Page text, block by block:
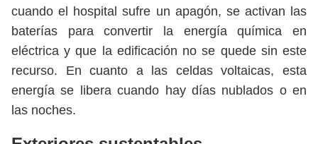
cuando el hospital sufre un apagón, se activan las
baterías para convertir la energía química en
eléctrica y que la edificación no se quede sin este
recurso. En cuanto a las celdas voltaicas, esta
energía se libera cuando hay días nublados o en
las noches.